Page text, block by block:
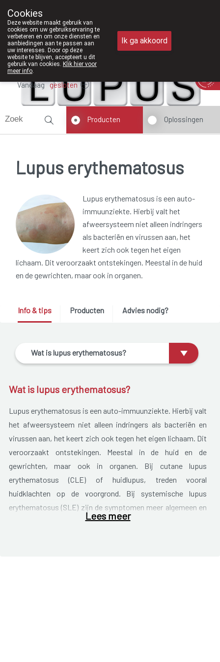
011/610300
Vandaag gesloten
Producten Oplossingen
Lupus erythematosus
Lupus erythematosus is een auto-
immuunziekte. Hierbij valt het
afweersysteem niet alleen indringers
als bacteriën en virussen aan, het
keert zich ook tegen het eigen
lichaam. Dit veroorzaakt ontstekingen. Meestal in de huid
en de gewrichten, maar ook in organen.
Info & tips Producten Advies nodig?
Wat is lupus erythematosus?
Wat is lupus erythematosus?
Lupus erythematosus is een auto-immuunziekte. Hierbij valt
het afweersysteem niet alleen indringers als bacteriën en
virussen aan, het keert zich ook tegen het eigen lichaam. Dit
veroorzaakt ontstekingen. Meestal in de huid en de
gewrichten, maar ook in organen. Bij cutane lupus
erythematosus (CLE) of huidlupus, treden vooral
huidklachten op de voorgrond. Bij systemische lupus
erythematosus (SLE) zijn de symptomen meer algemeen en
kunnen ook de organen, zoals hart, nieren en longen
Lees meer
Cookies
Deze website maakt gebruik van
cookies om uw gebruikservaring te
verbeteren en om onze diensten en
aanbiedingen aan te passen aan
uw interesses. Door op deze
website te blijven, accepteert u dit
gebruik van cookies. Klik hier voor
meer info.
Ik ga akkoord